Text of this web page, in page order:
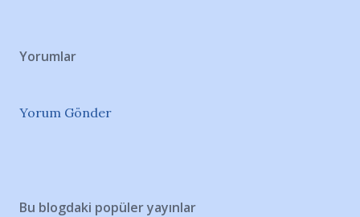
Yorumlar
Yorum Gönder
Bu blogdaki popüler yayınlar